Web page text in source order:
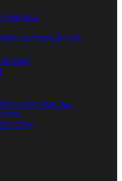
BAJO
LED
INDIVIDUAL